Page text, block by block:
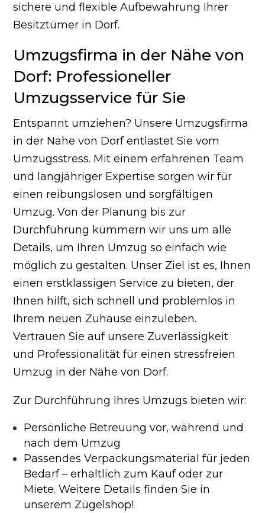
sichere und flexible Aufbewahrung Ihrer
Besitztümer in Dorf.
Umzugsfirma in der Nähe von
Dorf: Professioneller
Umzugsservice für Sie
Entspannt umziehen? Unsere Umzugsfirma
in der Nähe von Dorf entlastet Sie vom
Umzugsstress. Mit einem erfahrenen Team
und langjähriger Expertise sorgen wir für
einen reibungslosen und sorgfältigen
Umzug. Von der Planung bis zur
Durchführung kümmern wir uns um alle
Details, um Ihren Umzug so einfach wie
möglich zu gestalten. Unser Ziel ist es, Ihnen
einen erstklassigen Service zu bieten, der
Ihnen hilft, sich schnell und problemlos in
Ihrem neuen Zuhause einzuleben.
Vertrauen Sie auf unsere Zuverlässigkeit
und Professionalität für einen stressfreien
Umzug in der Nähe von Dorf.
Zur Durchführung Ihres Umzugs bieten wir:
Persönliche Betreuung vor, während und
nach dem Umzug
Passendes Verpackungsmaterial für jeden
Bedarf – erhältlich zum Kauf oder zur
Miete. Weitere Details finden Sie in
unserem Zügelshop!